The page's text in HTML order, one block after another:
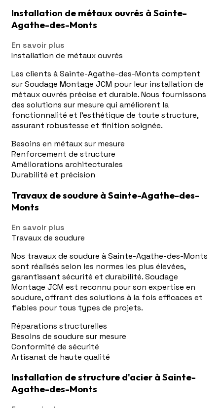
Installation de métaux ouvrés à Sainte-
Agathe-des-Monts
En savoir plus
Installation de métaux ouvrés
Les clients à Sainte-Agathe-des-Monts comptent
sur Soudage Montage JCM pour leur installation de
métaux ouvrés précise et durable. Nous fournissons
des solutions sur mesure qui améliorent la
fonctionnalité et l'esthétique de toute structure,
assurant robustesse et finition soignée.
Besoins en métaux sur mesure
Renforcement de structure
Améliorations architecturales
Durabilité et précision
Travaux de soudure à Sainte-Agathe-des-
Monts
En savoir plus
Travaux de soudure
Nos travaux de soudure à Sainte-Agathe-des-Monts
sont réalisés selon les normes les plus élevées,
garantissant sécurité et durabilité. Soudage
Montage JCM est reconnu pour son expertise en
soudure, offrant des solutions à la fois efficaces et
fiables pour tous types de projets.
Réparations structurelles
Besoins de soudure sur mesure
Conformité de sécurité
Artisanat de haute qualité
Installation de structure d'acier à Sainte-
Agathe-des-Monts